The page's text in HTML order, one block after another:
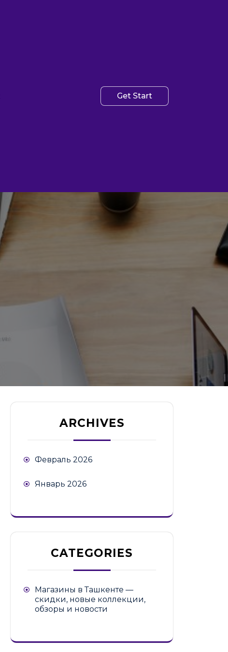
Get Start
ARCHIVES
Февраль 2026
Январь 2026
CATEGORIES
Магазины в Ташкенте —
скидки, новые коллекции,
обзоры и новости